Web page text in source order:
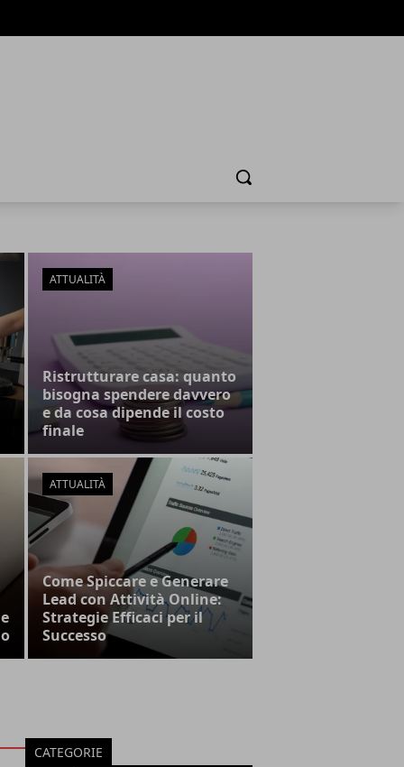
Cerca
ATTUALITÀ
Ristrutturare casa: quanto
bisogna spendere davvero
e da cosa dipende il costo
finale
ATTUALITÀ
Come Spiccare e Generare
Lead con Attività Online:
Strategie Efficaci per il
Successo
CATEGORIE